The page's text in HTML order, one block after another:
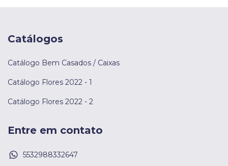
Catálogos
Catálogo Bem Casados / Caixas
Catálogo Flores 2022 - 1
Catálogo Flores 2022 - 2
Entre em contato
5532988332647